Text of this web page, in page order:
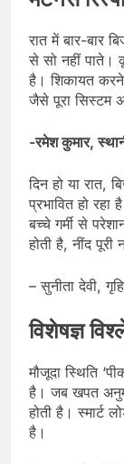
रात में बार-बार
से सो नहीं पाते।
है। शिकायत करने
जैसे पूरा सिस्टम
-रमेश कुमार,
दिन हो या रात,
प्रभावित हो
बच्चे गर्मी से
होती है, नींद पूरी
– सुनीता देवी,
विशेषज्ञ
मौजूदा स्थिति
है। जब खपत
होती है। स्मार्ट
है।